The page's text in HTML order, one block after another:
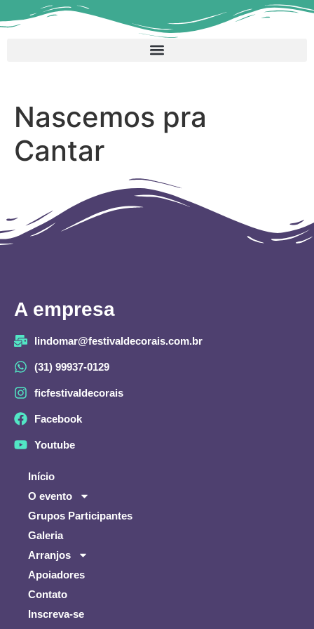
Nascemos pra
Cantar
A empresa
lindomar@festivaldecorais.com.br
(31) 99937-0129
ficfestivaldecorais
Facebook
Youtube
Início
O evento
Grupos Participantes
Galeria
Arranjos
Apoiadores
Contato
Inscreva-se